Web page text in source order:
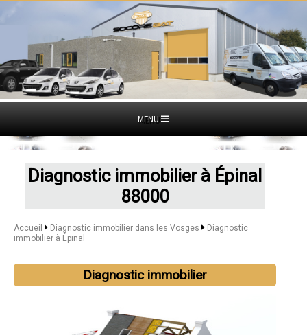
MENU
Diagnostic immobilier à Épinal
88000
Accueil Diagnostic immobilier dans les Vosges
Diagnostic
immobilier à Épinal
Diagnostic immobilier